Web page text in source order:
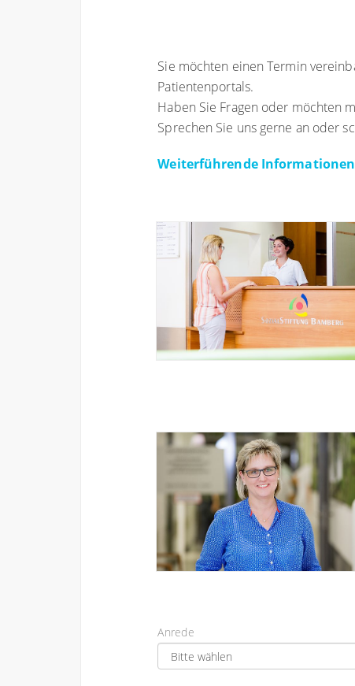
Sie möchten einen Termin
Patientenportals.
Haben Sie Fragen oder möchten
Sprechen Sie uns gerne an oder
Weiterführende
Anrede